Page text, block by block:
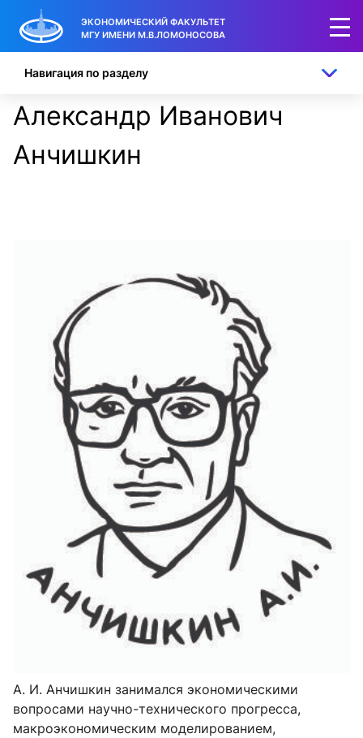
ЭКОНОМИЧЕСКИЙ ФАКУЛЬТЕТ
МГУ ИМЕНИ М.В.ЛОМОНОСОВА
Александр Иванович
Анчишкин
Навигация по разделу
А. И. Анчишкин занимался экономическими
вопросами научно-технического прогресса,
макроэкономическим моделированием,